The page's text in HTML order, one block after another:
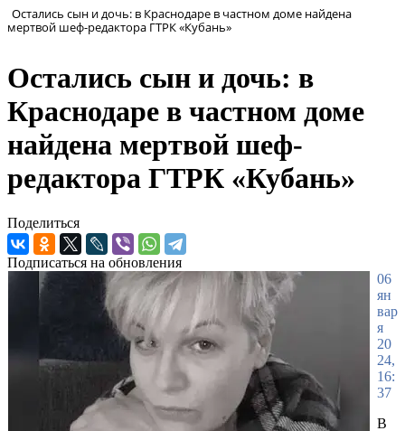
Остались сын и дочь: в Краснодаре в частном доме найдена
мертвой шеф-редактора ГТРК «Кубань»
Остались сын и дочь: в
Краснодаре в частном доме
найдена мертвой шеф-
редактора ГТРК «Кубань»
Поделиться
Подписаться на обновления
06
ян
вар
я
20
24,
16:
37
В